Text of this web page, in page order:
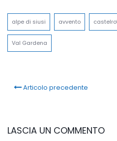
alpe di siusi avvento
Val Gardena
Articolo precedente
LASCIA UN COMMENTO